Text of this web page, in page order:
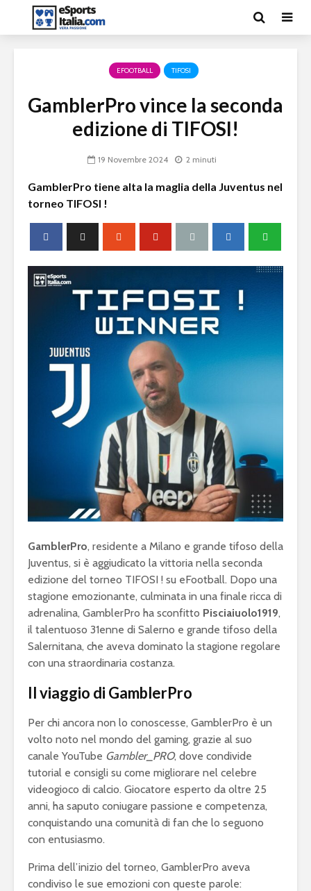
EFOOTBALL TIFOSI
GamblerPro vince la seconda
edizione di TIFOSI!
19 Novembre 2024 2 minuti
GamblerPro tiene alta la maglia della Juventus nel
torneo TIFOSI !
GamblerPro, residente a Milano e grande tifoso della
Juventus, si è aggiudicato la vittoria nella seconda
edizione del torneo TIFOSI ! su eFootball. Dopo una
stagione emozionante, culminata in una finale ricca di
adrenalina, GamblerPro ha sconfitto Pisciaiuolo1919,
il talentuoso 31enne di Salerno e grande tifoso della
Salernitana, che aveva dominato la stagione regolare
con una straordinaria costanza.
Il viaggio di GamblerPro
Per chi ancora non lo conoscesse, GamblerPro è un
volto noto nel mondo del gaming, grazie al suo
canale YouTube Gambler_PRO, dove condivide
tutorial e consigli su come migliorare nel celebre
videogioco di calcio. Giocatore esperto da oltre 25
anni, ha saputo coniugare passione e competenza,
conquistando una comunità di fan che lo seguono
con entusiasmo.
Prima dell’inizio del torneo, GamblerPro aveva
condiviso le sue emozioni con queste parole: